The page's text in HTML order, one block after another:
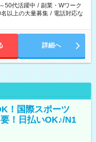
50代活躍中 / 副業・Wワーク
名以上の大量募集 / 電話対応な
詳細へ
！国際スポーツ
！日払いOK♪/N1